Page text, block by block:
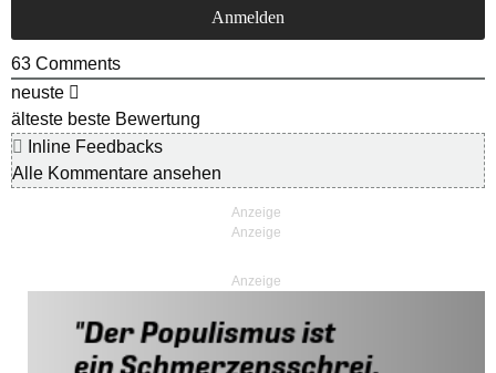
63 Comments
neuste
älteste beste Bewertung
Inline Feedbacks
Alle Kommentare ansehen
Anzeige